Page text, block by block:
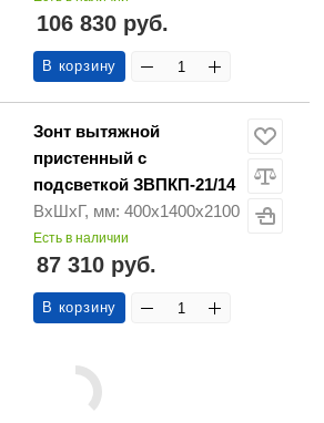
106 830 руб.
В корзину
Зонт вытяжной
пристенный с
подсветкой ЗВПКП-21/14
ВхШхГ, мм: 400х1400х2100
Есть в наличии
87 310 руб.
В корзину